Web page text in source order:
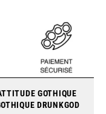
GOTHIQUE
DRUNKGOD